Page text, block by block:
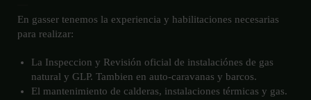
En gasser tenemos la experiencia y habilitaciones necesarias
para realizar:
La Inspeccion y Revisión oficial de instalaciónes de gas
natural y GLP. Tambien en auto-caravanas y barcos.
El mantenimiento de calderas, instalaciones térmicas y gas.